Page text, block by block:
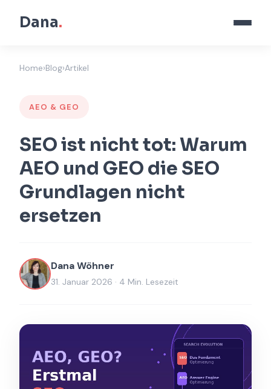
Dana.
Home›Blog›Artikel
AEO & GEO
SEO ist nicht tot: Warum
AEO und GEO die SEO
Grundlagen nicht
ersetzen
Dana Wöhner
31. Januar 2026 · 4 Min. Lesezeit